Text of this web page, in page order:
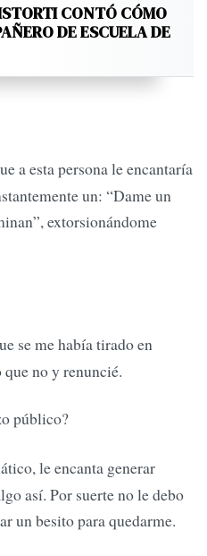
CONTÓ CÓMO
DE ESCUELA DE
a esta persona le encantaría
un: “Dame un
extorsionándome
se me había tirado en
no y renuncié.
público?
le encanta generar
así. Por suerte no le debo
un besito para quedarme.